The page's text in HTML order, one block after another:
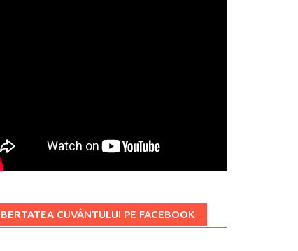
CUVÂNTULUI PE FACEBOOK